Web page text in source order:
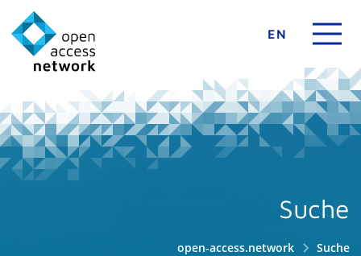
EN
Suche
open-access.network Suche